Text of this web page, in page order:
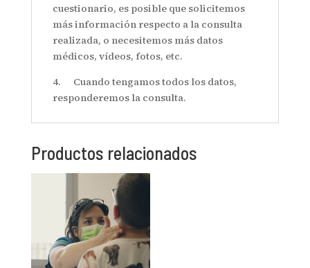
cuestionario, es posible que solicitemos
más información respecto a la consulta
realizada, o necesitemos más datos
médicos, vídeos, fotos, etc.
4. Cuando tengamos todos los datos,
responderemos la consulta.
Productos relacionados